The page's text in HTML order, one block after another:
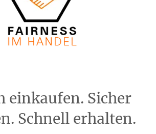
einkaufen. Sicher
Schnell erhalten.